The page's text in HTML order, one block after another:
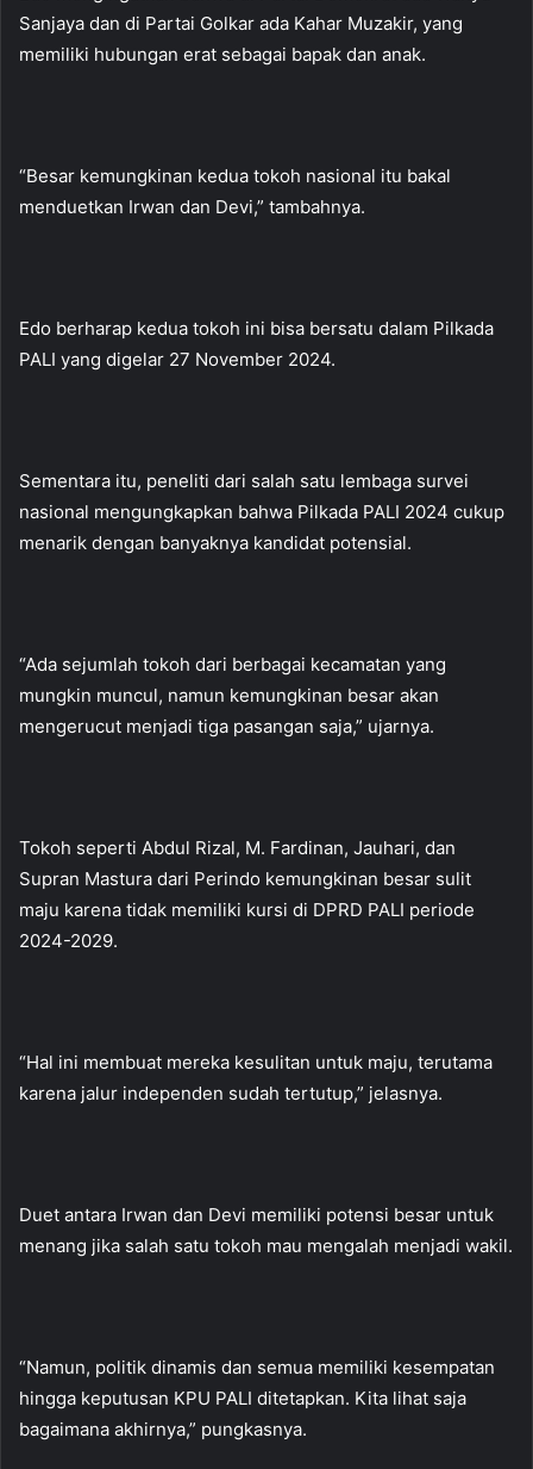
Sanjaya dan di Partai Golkar ada Kahar Muzakir, yang
memiliki hubungan erat sebagai bapak dan anak.
“Besar kemungkinan kedua tokoh nasional itu bakal
menduetkan Irwan dan Devi,” tambahnya.
Edo berharap kedua tokoh ini bisa bersatu dalam Pilkada
PALI yang digelar 27 November 2024.
Sementara itu, peneliti dari salah satu lembaga survei
nasional mengungkapkan bahwa Pilkada PALI 2024 cukup
menarik dengan banyaknya kandidat potensial.
“Ada sejumlah tokoh dari berbagai kecamatan yang
mungkin muncul, namun kemungkinan besar akan
mengerucut menjadi tiga pasangan saja,” ujarnya.
Tokoh seperti Abdul Rizal, M. Fardinan, Jauhari, dan
Supran Mastura dari Perindo kemungkinan besar sulit
maju karena tidak memiliki kursi di DPRD PALI periode
2024-2029.
“Hal ini membuat mereka kesulitan untuk maju, terutama
karena jalur independen sudah tertutup,” jelasnya.
Duet antara Irwan dan Devi memiliki potensi besar untuk
menang jika salah satu tokoh mau mengalah menjadi wakil.
“Namun, politik dinamis dan semua memiliki kesempatan
hingga keputusan KPU PALI ditetapkan. Kita lihat saja
bagaimana akhirnya,” pungkasnya.